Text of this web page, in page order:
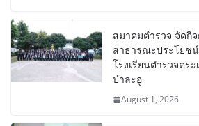
สมาคมตำรวจ จัดกิจ
สาธารณะประโยช
โรงเรียนตำรวจตร
ป่าละอู
August 1, 2026